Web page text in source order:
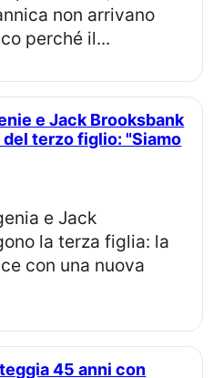
non arrivano
perché il...
terzo figlio: "Siamo
la terza figlia: la
con una nuova